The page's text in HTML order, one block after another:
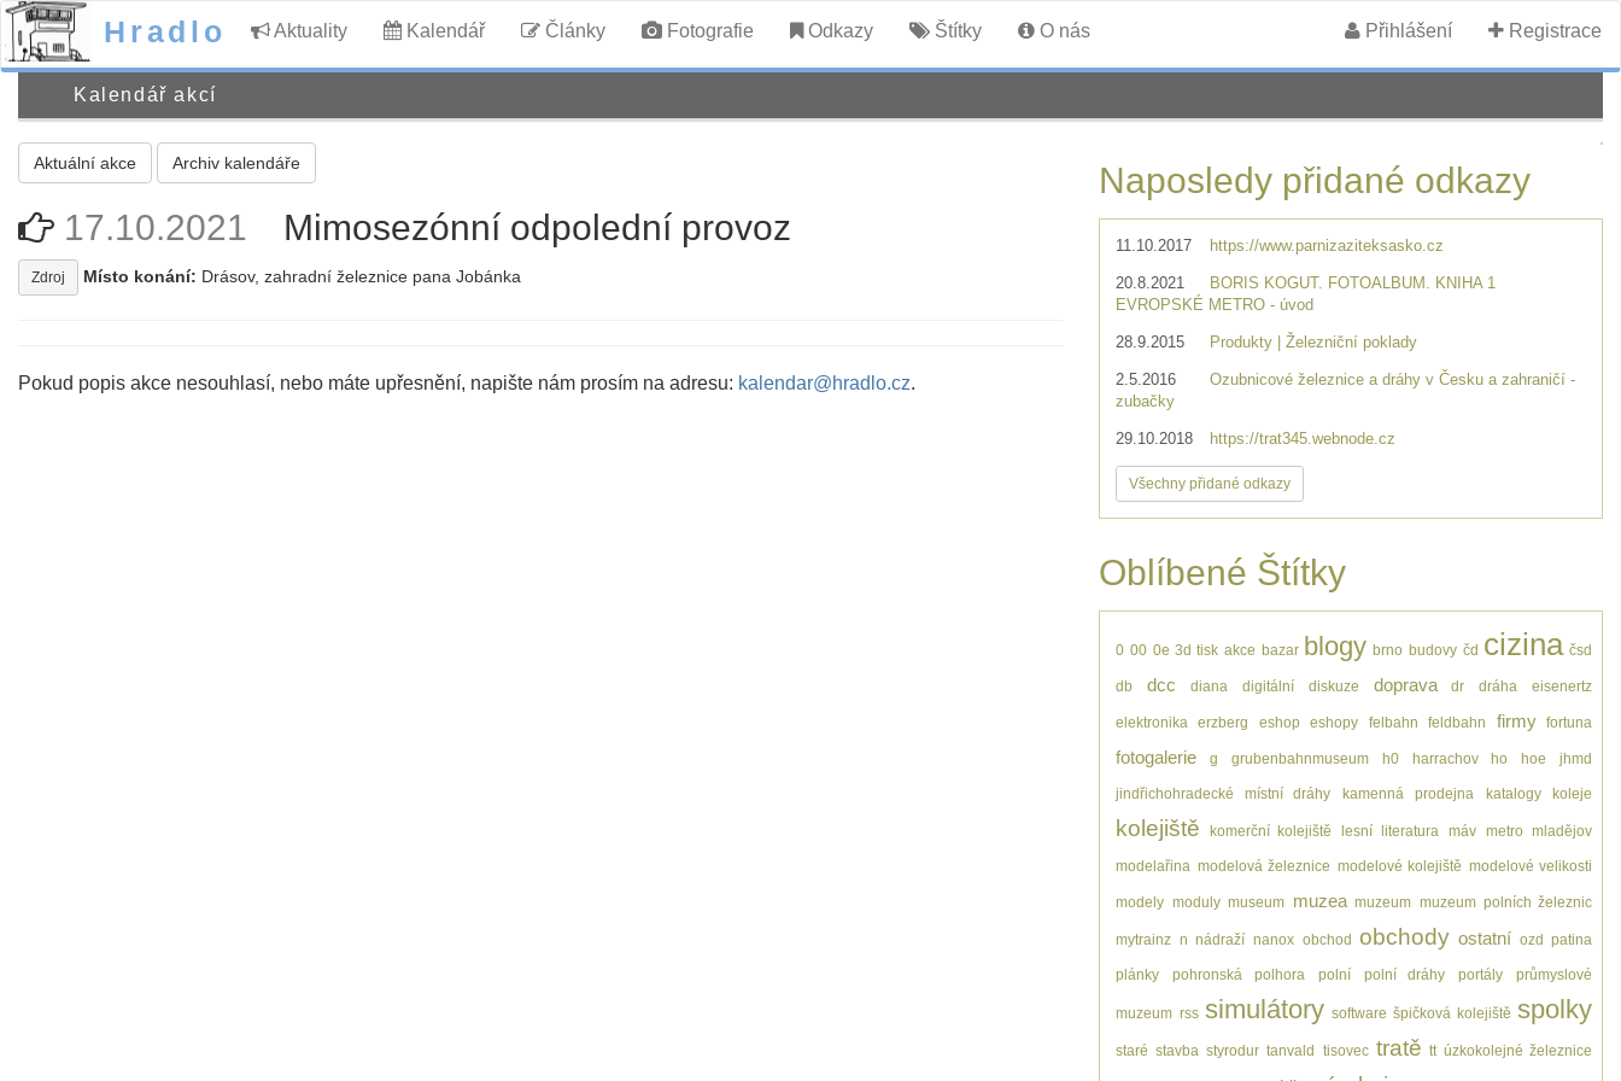
Hradlo Aktuality Kalendář Články Fotografie Odkazy Štítky O nás Přihlášení Registrace
Kalendář akcí
Aktuální akce Archiv kalendáře
17.10.2021 Mimosezónní odpolední provoz
Zdroj Místo konání: Drásov, zahradní železnice pana Jobánka
Pokud popis akce nesouhlasí, nebo máte upřesnění, napište nám prosím na adresu: kalendar@hradlo.cz.
Naposledy přidané odkazy
11.10.2017 https://www.parnizaziteksasko.cz
20.8.2021
BORIS KOGUT. FOTOALBUM. KNIHA 1
EVROPSKÉ METRO - úvod
28.9.2015 Produkty | Železniční poklady
2.5.2016
Ozubnicové železnice a dráhy v Česku a zahraničí -
zubačky
29.10.2018 https://trat345.webnode.cz
Všechny přidané odkazy
Oblíbené Štítky
0 00 0e 3d tisk akce bazar blogy brno budovy čd cizina čsd
db dcc diana digitální diskuze doprava dr dráha eisenertz
elektronika erzberg eshop eshopy felbahn feldbahn firmy fortuna
fotogalerie g grubenbahnmuseum h0 harrachov ho hoe jhmd
jindřichohradecké místní dráhy kamenná prodejna katalogy koleje
kolejiště komerční kolejiště lesní literatura máv metro mladějov
modelařina modelová železnice modelové kolejiště modelové velikosti
modely moduly museum muzea muzeum muzeum polních železnic
mytrainz n nádraží nanox obchod obchody ostatní ozd patina
plánky pohronská polhora polní polní dráhy portály průmyslové
muzeum rss simulátory software špičková kolejiště spolky
staré stavba styrodur tanvald tisovec tratě tt úzkokolejné železnice